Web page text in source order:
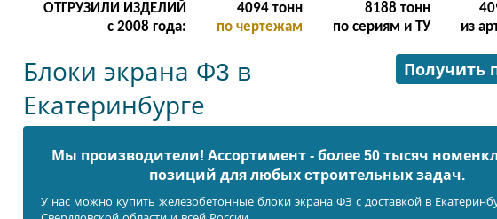
ОТГРУЗИЛИ ИЗДЕЛИЙ
с 2008 года:
16382тонн
по чертежам
32764 тонн
по сериям и ТУ
из
Получить
Блоки экрана Ф3 в
Екатеринбурге
Мы производители! Ассортимент - более 50 тысяч
позиций для любых cтроительных задач.
У нас можно купить железобетонные блоки экрана ФЗ с доставкой в